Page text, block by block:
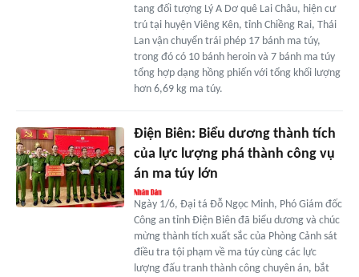
tang đối tượng Lý A Dơ quê Lai Châu, hiện cư
trú tại huyện Viêng Kên, tỉnh Chiềng Rai, Thái
Lan vận chuyển trái phép 17 bánh ma túy,
trong đó có 10 bánh heroin và 7 bánh ma túy
tổng hợp dạng hồng phiến với tổng khối lượng
hơn 6,69 kg ma túy.
Điện Biên: Biểu dương thành tích
của lực lượng phá thành công vụ
án ma túy lớn
Ngày 1/6, Đại tá Đỗ Ngọc Minh, Phó Giám đốc
Công an tỉnh Điện Biên đã biểu dương và chúc
mừng thành tích xuất sắc của Phòng Cảnh sát
điều tra tội phạm về ma túy cùng các lực
lượng đấu tranh thành công chuyên án, bắt